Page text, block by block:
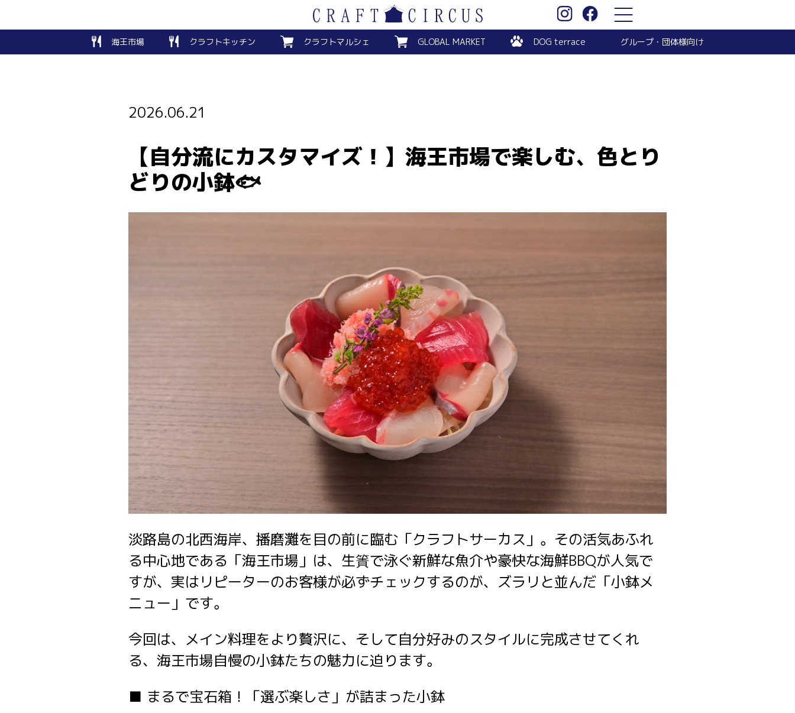
海王市場 クラフトキッチン クラフトマルシェ GLOBAL MARKET DOG terrace グループ・団体様向け
2026.06.21
【自分流にカスタマイズ！】海王市場で楽しむ、色とり
どりの小鉢🐟
淡路島の北西海岸、播磨灘を目の前に臨む「クラフトサーカス」。その活気あふれ
る中心地である「海王市場」は、生簀で泳ぐ新鮮な魚介や豪快な海鮮BBQが人気で
すが、実はリピーターのお客様が必ずチェックするのが、ズラリと並んだ「小鉢メ
ニュー」です。
今回は、メイン料理をより贅沢に、そして自分好みのスタイルに完成させてくれ
る、海王市場自慢の小鉢たちの魅力に迫ります。
■ まるで宝石箱！「選ぶ楽しさ」が詰まった小鉢